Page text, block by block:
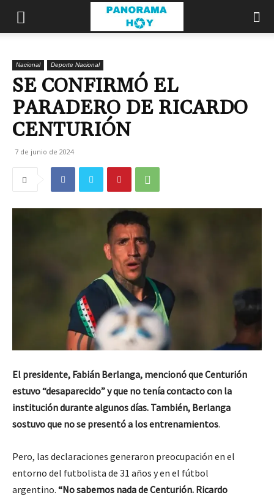
Nacional Deporte Nacional
SE CONFIRMÓ EL
PARADERO DE RICARDO
CENTURIÓN
7 de junio de 2024
El presidente, Fabián Berlanga, mencionó que Centurión
estuvo “desaparecido” y que no tenía contacto con la
institución durante algunos días. También, Berlanga
sostuvo que no se presentó a los entrenamientos.
Pero, las declaraciones generaron preocupación en el
entorno del futbolista de 31 años y en el fútbol
argentino. “No sabemos nada de Centurión. Ricardo